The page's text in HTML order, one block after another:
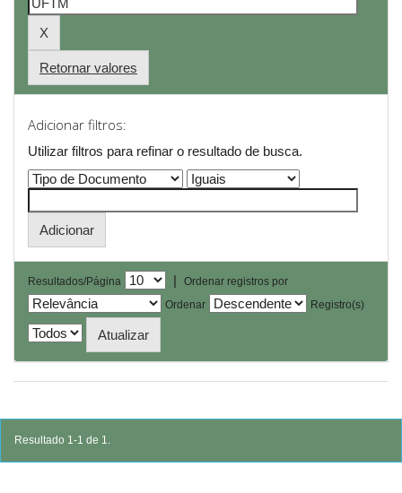
Retornar valores
Adicionar filtros:
Utilizar filtros para refinar o resultado de busca.
Resultados/Página |
Ordenar registros por
Ordenar
Registro(s)
Resultado 1-1 de 1.